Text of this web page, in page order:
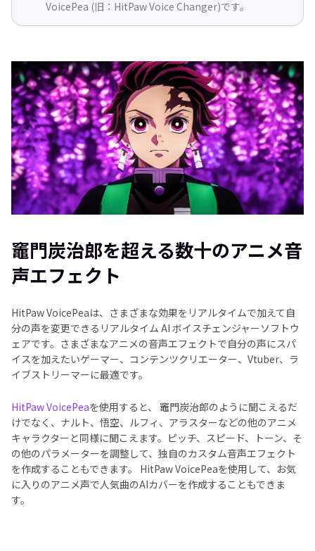
VoicePea (旧：HitPaw Voice Changer)です。
竈門炭治郎を超える数十のアニメ音
声エフェクト
HitPaw VoicePeaは、さまざまな効果をリアルタイムで加えて自
分の声を変更できるリアルタイム AI ボイスチェンジャーソフトウ
ェアです。さまざまなアニメの音声エフェクトで自分の声にスパ
イスを加えたいゲーマー、コンテンツクリエーター、Vtuber、ラ
イブストリーマーに最適です。
HitPaw VoicePeaを使用すると、 竈門炭治郎のように聞こえるだ
けでなく、ナルト、悟空、ルフィ、アラスターなどの他のアニメ
キャラクターと同様に聞こえます。ピッチ、スピード、トーン、そ
の他のパラメーターを調整して、独自のカスタム音声エフェクト
を作成することもできます。 HitPaw VoicePeaを使用して、お気
に入りのアニメ声で人気曲のAIカバーを作成することもできま
す。